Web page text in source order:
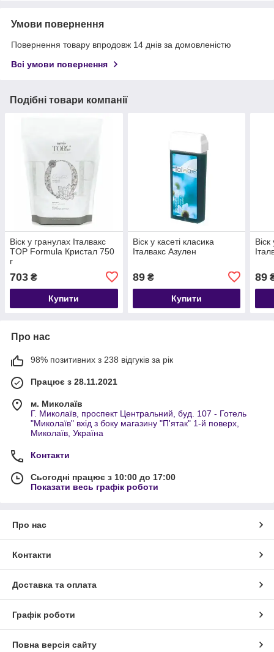
Умови повернення
Повернення товару впродовж 14 днів за домовленістю
Всі умови повернення
Подібні товари компанії
Віск у гранулах Італвакс
TOP Formula Кристал 750
г
703 ₴
Купити
Віск у касеті класика
Італвакс Азулен
89₴
Купити
89
Про нас
98% позитивних з 238 відгуків за рік
Працює з 28.11.2021
м. Миколаїв
Г. Миколаїв, проспект Центральний, буд. 107 - Готель
"Миколаїв" вхід з боку магазину "П'ятак" 1-й поверх,
Миколаїв, Україна
Контакти
Сьогодні працює з 10:00 до 17:00
Показати весь графік роботи
Про нас
Контакти
Доставка та оплата
Графік роботи
Повна версія сайту